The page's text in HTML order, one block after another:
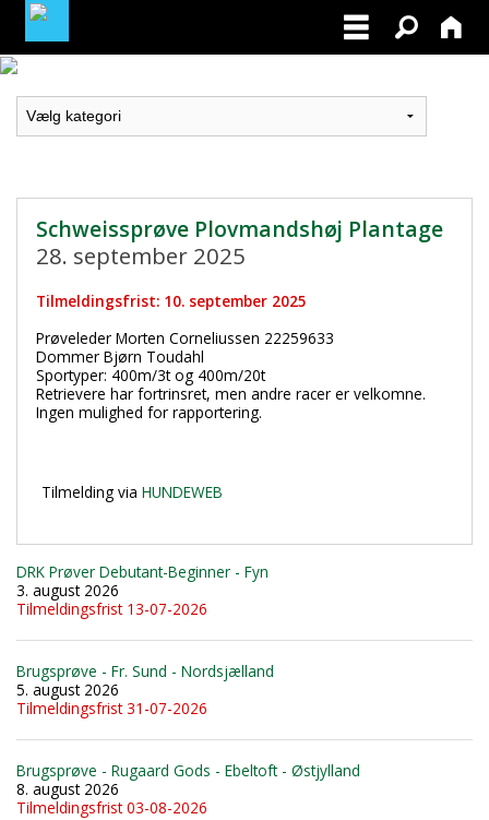
LOGIN / PROFIL
Schweissprøve Plovmandshøj Plantage
28. september 2025
Tilmeldingsfrist: 10. september 2025
Prøveleder Morten Corneliussen 22259633
Dommer Bjørn Toudahl
Sportyper: 400m/3t og 400m/20t
Retrievere har fortrinsret, men andre racer er velkomne.
Ingen mulighed for rapportering.
Tilmelding via HUNDEWEB
DRK Prøver Debutant-Beginner - Fyn
3. august 2026
Tilmeldingsfrist 13-07-2026
Brugsprøve - Fr. Sund - Nordsjælland
5. august 2026
Tilmeldingsfrist 31-07-2026
Brugsprøve - Rugaard Gods - Ebeltoft - Østjylland
8. august 2026
Tilmeldingsfrist 03-08-2026